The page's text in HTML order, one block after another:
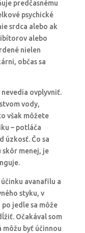
predčasnému
psychické
srdca alebo ak
alebo
nielen
občas sa
ovplyvniť.
vody,
však môžete
– potláča
úzkosť. Čo sa
skôr menej, je
avanafilu a
styku, v
jedle sa môže
Očakával som
byť účinnou